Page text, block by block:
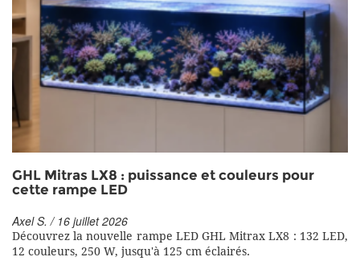
GHL Mitras LX8 : puissance et couleurs pour
cette rampe LED
Axel S. / 16 juillet 2026
Découvrez la nouvelle rampe LED GHL Mitrax LX8 : 132 LED,
12 couleurs, 250 W, jusqu'à 125 cm éclairés.